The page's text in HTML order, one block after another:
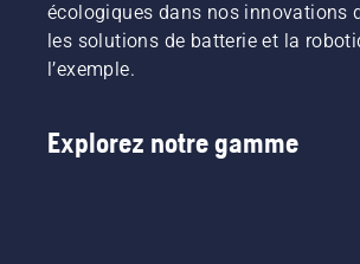
écologiques dans nos innovations
les solutions de batterie et la
l’exemple.
Explorez notre gamme